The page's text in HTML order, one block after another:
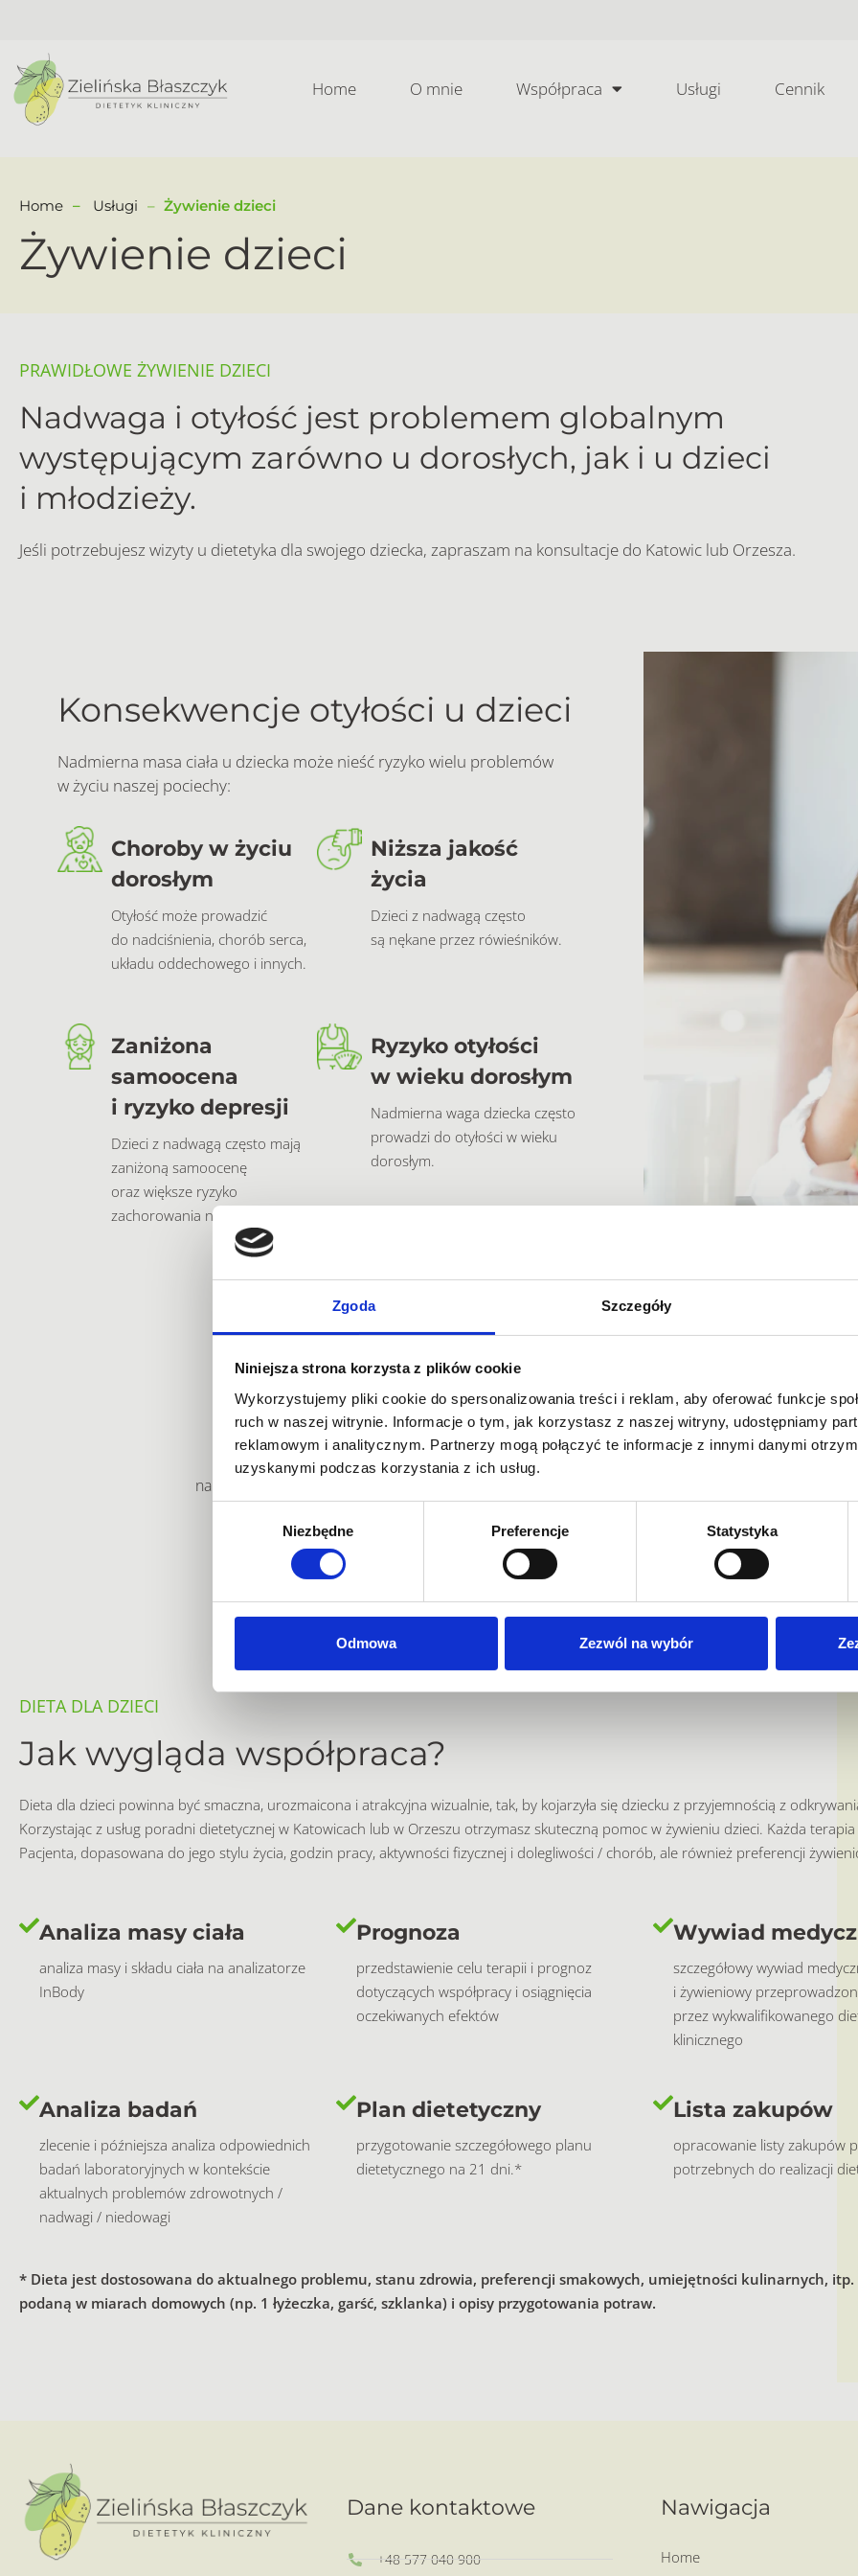
Zgoda Szczegóły
Niniejsza strona korzysta z plików cookie
Wykorzystujemy pliki cookie do spersonalizowania treści i reklam, aby oferować funkcje
ruch w naszej witrynie. Informacje o tym, jak korzystasz z naszej witryny, udostępniamy
reklamowym i analitycznym. Partnerzy mogą połączyć te informacje z innymi danymi
uzyskanymi podczas korzystania z ich usług.
Niezbędne Preferencje Statystyka
Odmowa Zezwól na wybór
Home O mnie Współpraca Usługi Cennik
Home Usługi Żywienie dzieci
Żywienie dzieci
PRAWIDŁOWE ŻYWIENIE DZIECI
Nadwaga i otyłość jest problemem globalnym
występującym zarówno u dorosłych, jak i u dzieci
i młodzieży.
Jeśli potrzebujesz wizyty u dietetyka dla swojego dziecka, zapraszam na konsultacje do Katowic lub Orzesza.
Konsekwencje otyłości u dzieci
Nadmierna masa ciała u dziecka może nieść ryzyko wielu problemów
w życiu naszej pociechy:
Choroby w życiu
dorosłym
Otyłość może prowadzić
do nadciśnienia, chorób serca,
układu oddechowego i innych.
Niższa jakość
życia
Dzieci z nadwagą często
są nękane przez rówieśników.
Zaniżona
samoocena
i ryzyko depresji
Dzieci z nadwagą często mają
zaniżoną samoocenę
oraz większe ryzyko
zachorowania na depresję.
Ryzyko otyłości
w wieku dorosłym
Nadmierna waga dziecka często
prowadzi do otyłości w wieku
dorosłym.
Dieta dla dzieci
Nadmierna masa ciała u dziecka może nieść ryzyko wielu schorzeń w dorosłym życiu. Poza
na zdrowie fizyczne, otyłość wpływa również na jakość życia na płaszczyźnie psychospołecznej
i będą miały zwiększone ryzyko zachorowania na choroby układu krążenie,
Rodzice mogą wpłynąć na kształtowanie zdrowych nawyków u swoich
DIETA DLA DZIECI
Jak wygląda współpraca?
Dieta dla dzieci powinna być smaczna, urozmaicona i atrakcyjna wizualnie, tak, by kojarzyła się dziecku z przyjemnością z
Korzystając z usług poradni dietetycznej w Katowicach lub w Orzeszu otrzymasz skuteczną pomoc w żywieniu dzieci. Każda
Pacjenta, dopasowana do jego stylu życia, godzin pracy, aktywności fizycznej i dolegliwości / chorób, ale również preferencji
Analiza masy ciała
analiza masy i składu ciała na analizatorze
InBody
Prognoza
przedstawienie celu terapii i prognoz
dotyczących współpracy i osiągnięcia
oczekiwanych efektów
Wywiad
szczegółowy wywiad
i żywieniowy
przez wykwalifikowanego
klinicznego
Analiza badań
zlecenie i późniejsza analiza odpowiednich
badań laboratoryjnych w kontekście
aktualnych problemów zdrowotnych /
nadwagi / niedowagi
Plan dietetyczny
przygotowanie szczegółowego planu
dietetycznego na 21 dni.*
Lista zakupów
opracowanie listy zakupów
potrzebnych do realizacji
* Dieta jest dostosowana do aktualnego problemu, stanu zdrowia, preferencji smakowych, umiejętności kulinarnych,
podaną w miarach domowych (np. 1 łyżeczka, garść, szklanka) i opisy przygotowania potraw.
Dane kontaktowe
+48 577 040 900
Nawigacja
Home